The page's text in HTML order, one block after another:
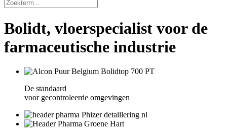
Bolidt, vloerspecialist voor de
farmaceutische industrie
De standaard
voor gecontroleerde omgevingen